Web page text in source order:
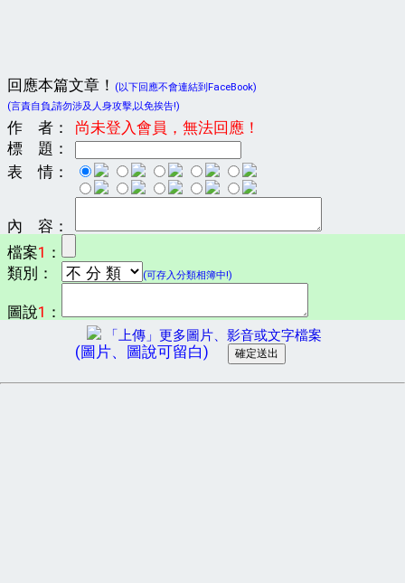
回應本篇文章！
(以下回應不會連結到FaceBook)
(言責自負,請勿涉及人身攻擊,以免挨告!)
作 者：
尚未登入會員，無法回應！
標 題：
表 情：
內 容：
檔案1 ：
類別：
(可存入分類相簿中!)
圖說1 ：
「上傳」更多圖片、影音或文字檔案
(圖片、圖說可留白)